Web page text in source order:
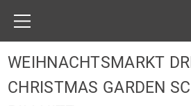
WEIHNACHTSMARKT
CHRISTMAS GARDEN